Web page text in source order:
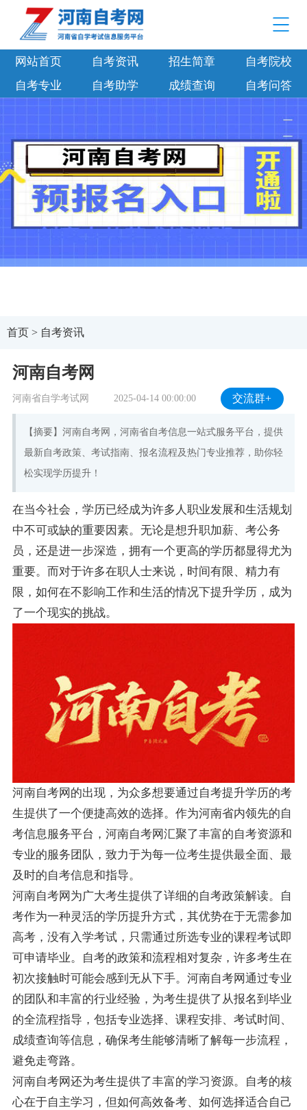
网站首页 自考资讯 招生简章
自考院校
自考专业
自考助学 成绩查询 自考问答
首页> 自考资讯
河南自考网
河南省自学考试网 2025-04-14 00:00:00 交流群+
【摘要】河南自考网，河南省自考信息一站式服务平台，提供
最新自考政策、考试指南、报名流程及热门专业推荐，助你轻
松实现学历提升！
在当今社会，学历已经成为许多人职业发展和生活规划
中不可或缺的重要因素。无论是想升职加薪、考公务
员，还是进一步深造，拥有一个更高的学历都显得尤为
重要。而对于许多在职人士来说，时间有限、精力有
限，如何在不影响工作和生活的情况下提升学历，成为
了一个现实的挑战。
河南自考网的出现，为众多想要通过自考提升学历的考
生提供了一个便捷高效的选择。作为河南省内领先的自
考信息服务平台，河南自考网汇聚了丰富的自考资源和
专业的服务团队，致力于为每一位考生提供最全面、最
及时的自考信息和指导。
河南自考网为广大考生提供了详细的自考政策解读。自
考作为一种灵活的学历提升方式，其优势在于无需参加
高考，没有入学考试，只需通过所选专业的课程考试即
可申请毕业。自考的政策和流程相对复杂，许多考生在
初次接触时可能会感到无从下手。河南自考网通过专业
的团队和丰富的行业经验，为考生提供了从报名到毕业
的全流程指导，包括专业选择、课程安排、考试时间、
成绩查询等信息，确保考生能够清晰了解每一步流程，
避免走弯路。
河南自考网还为考生提供了丰富的学习资源。自考的核
心在于自主学习，但如何高效备考、如何选择适合自己